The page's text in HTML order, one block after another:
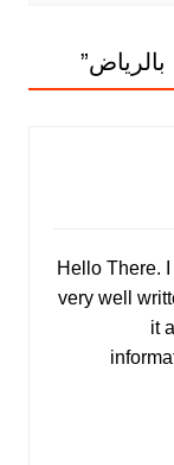
”
Hello There.
very well
it